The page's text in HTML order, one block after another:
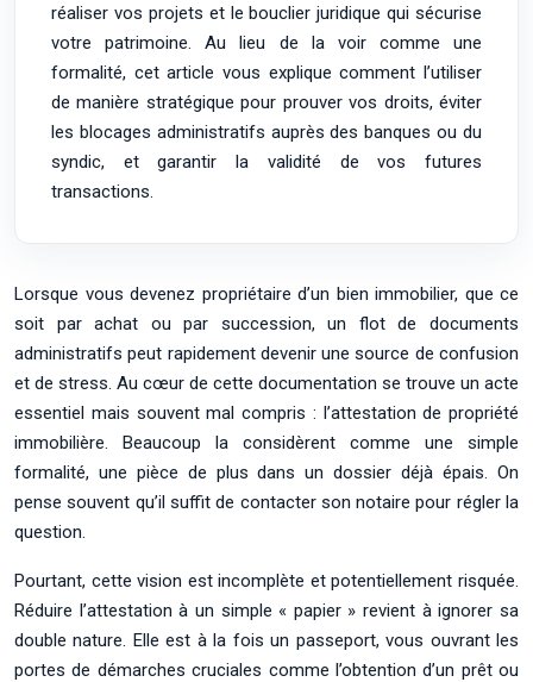
réaliser vos projets et le bouclier juridique qui sécurise
votre patrimoine. Au lieu de la voir comme une
formalité, cet article vous explique comment l’utiliser
de manière stratégique pour prouver vos droits, éviter
les blocages administratifs auprès des banques ou du
syndic, et garantir la validité de vos futures
transactions.
Lorsque vous devenez propriétaire d’un bien immobilier, que ce
soit par achat ou par succession, un flot de documents
administratifs peut rapidement devenir une source de confusion
et de stress. Au cœur de cette documentation se trouve un acte
essentiel mais souvent mal compris : l’attestation de propriété
immobilière. Beaucoup la considèrent comme une simple
formalité, une pièce de plus dans un dossier déjà épais. On
pense souvent qu’il suffit de contacter son notaire pour régler la
question.
Pourtant, cette vision est incomplète et potentiellement risquée.
Réduire l’attestation à un simple « papier » revient à ignorer sa
double nature. Elle est à la fois un passeport, vous ouvrant les
portes de démarches cruciales comme l’obtention d’un prêt ou